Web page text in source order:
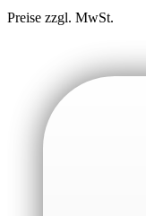
Preise zzgl. MwSt.